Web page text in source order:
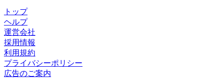
トップ
ヘルプ
運営会社
採用情報
利用規約
プライバシーポリシー
広告のご案内